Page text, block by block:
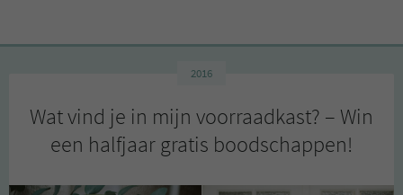
2016
Wat vind je in mijn voorraadkast? – Win
een halfjaar gratis boodschappen!